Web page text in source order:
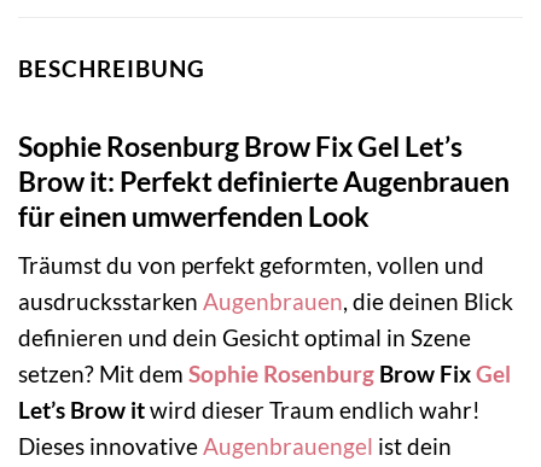
BESCHREIBUNG
Sophie Rosenburg Brow Fix Gel Let’s
Brow it: Perfekt definierte Augenbrauen
für einen umwerfenden Look
Träumst du von perfekt geformten, vollen und
ausdrucksstarken Augenbrauen, die deinen Blick
definieren und dein Gesicht optimal in Szene
setzen? Mit dem Sophie Rosenburg Brow FixGel
Let’s Brow itwird dieser Traum endlich wahr!
Dieses innovativeAugenbrauengel ist dein